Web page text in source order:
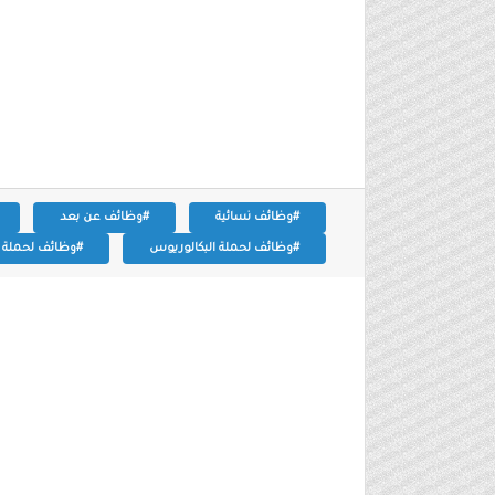
#وظائف نسائية #وظائف عن بعد
#وظائف لحملة البكالوريوس #وظائف لحملة